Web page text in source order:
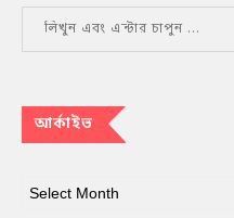
আর্কাইভ